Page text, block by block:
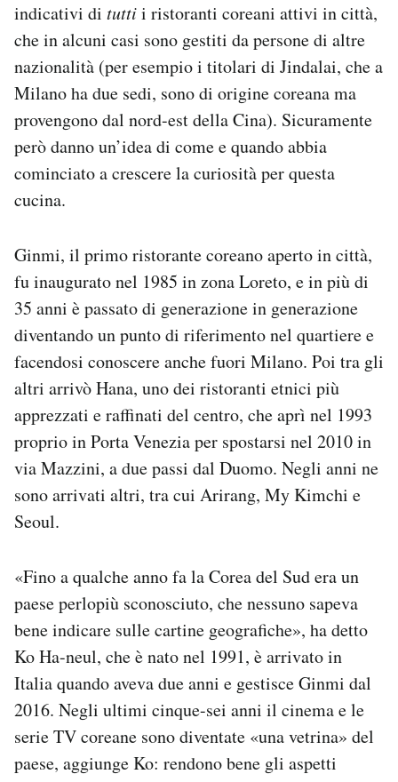
indicativi di tuttii ristoranti coreani attivi in città,
che in alcuni casi sono gestiti da persone di altre
nazionalità (per esempio i titolari di Jindalai, che a
Milano ha due sedi, sono di origine coreana ma
provengono dal nord-est della Cina). Sicuramente
però danno un’idea di come e quando abbia
cominciato a crescere la curiosità per questa
cucina.
Ginmi, il primo ristorante coreano aperto in città,
fu inaugurato nel 1985 in zona Loreto, e in più di
35 anni è passato di generazione in generazione
diventando un punto di riferimento nel quartiere e
facendosi conoscere anche fuori Milano. Poi tra gli
altri arrivò Hana, uno dei ristoranti etnici più
apprezzati e raffinati del centro, che aprì nel 1993
proprio in Porta Venezia per spostarsi nel 2010 in
via Mazzini, a due passi dal Duomo. Negli anni ne
sono arrivati altri, tra cui Arirang, My Kimchi e
Seoul.
«Fino a qualche anno fa la Corea del Sud era un
paese perlopiù sconosciuto, che nessuno sapeva
bene indicare sulle cartine geografiche», ha detto
Ko Ha-neul, che è nato nel 1991, è arrivato in
Italia quando aveva due anni e gestisce Ginmi dal
2016. Negli ultimi cinque-sei anni il cinema e le
serie TV coreane sono diventate «una vetrina» del
paese, aggiunge Ko: rendono bene gli aspetti